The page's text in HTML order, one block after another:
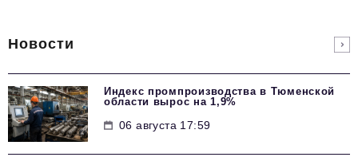
Новости
Индекс промпроизводства в Тюменской
области вырос на 1,9%
06 августа 17:59